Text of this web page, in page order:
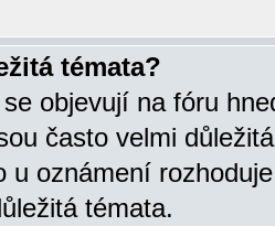
témata?
objevují na fóru
často velmi
u oznámení
témata.